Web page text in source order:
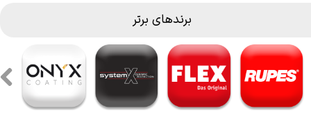
برندهای برتر